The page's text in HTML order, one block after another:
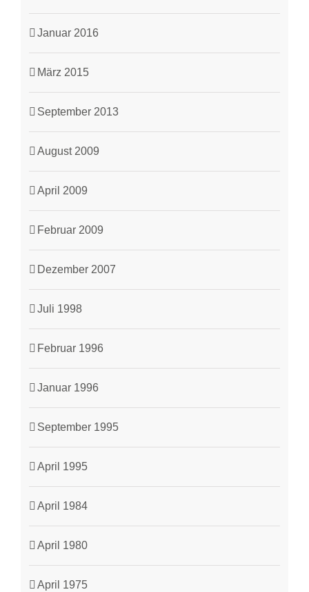
Januar 2016
März 2015
September 2013
August 2009
April 2009
Februar 2009
Dezember 2007
Juli 1998
Februar 1996
Januar 1996
September 1995
April 1995
April 1984
April 1980
April 1975